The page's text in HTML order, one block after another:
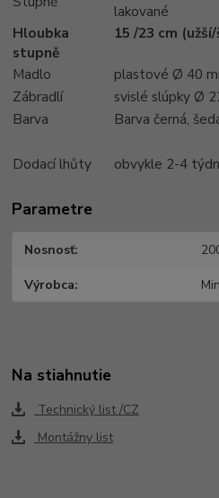
lakované
Hloubka
stupně
15 /23 cm
Madlo
plastové Ø 40
Zábradlí
svislé slúpky Ø
Barva
Barva černá,
Dodací lhůty obvykle 2-4
Parametre
Nosnosť
Výrobca
Na stiahnutie
Technický list /CZ
Montážny list